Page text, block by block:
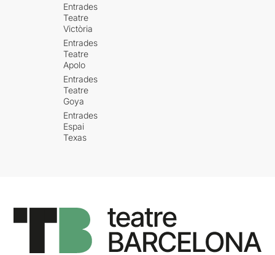
Entrades
Teatre
Victòria
Entrades
Teatre
Apolo
Entrades
Teatre
Goya
Entrades
Espai
Texas